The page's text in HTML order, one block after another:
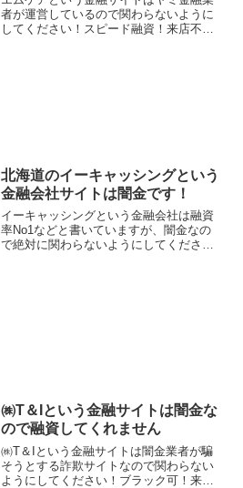
者が運営しているので関わらないように
してください！スピード融資！来店不
北海道のイーキャッシングという
金融会社サイトは闇金です！
イーキャッシングという金融会社は融資
率No1などと書いていますが、闇金なの
で絶対に関わらないようにしてください
㈱T＆Iという金融サイトは闇金な
ので融資してくれません
㈱T＆Iという金融サイトは闇金業者が騙
そうとする詐欺サイトなので関わらない
ようにしてください！ブラック可！来店